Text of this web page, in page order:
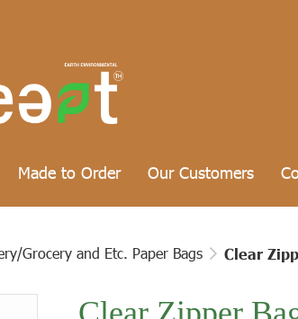
Made to Order Our Customers
Grocery and Etc. Paper Bags Clear